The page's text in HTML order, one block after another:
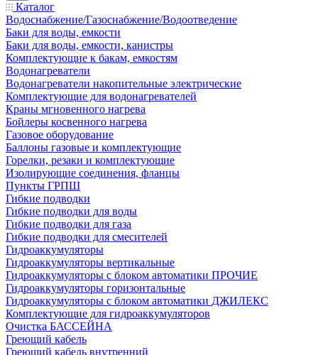
Каталог
Водоснабжение/Газоснабжение/Водоотведение
Баки для воды, емкости
Баки для воды, емкости, канистры
Комплектующие к бакам, емкостям
Водонагреватели
Водонагреватели накопительные электрические
Комплектующие для водонагревателей
Краны мгновенного нагрева
Бойлеры косвенного нагрева
Газовое оборудование
Баллоны газовые и комплектующие
Горелки, резаки и комплектующие
Изолирующие соединения, фланцы
Пункты ГРПШ
Гибкие подводки
Гибкие подводки для воды
Гибкие подводки для газа
Гибкие подводки для смесителей
Гидроаккумуляторы
Гидроаккумуляторы вертикальные
Гидроаккумуляторы с блоком автоматики ПРОЧИЕ
Гидроаккумуляторы горизонтальные
Гидроаккумуляторы с блоком автоматики ДЖИЛЕКС
Комплектующие для гидроаккумуляторов
Очистка БАССЕЙНА
Греющий кабель
Греющий кабель внутренний